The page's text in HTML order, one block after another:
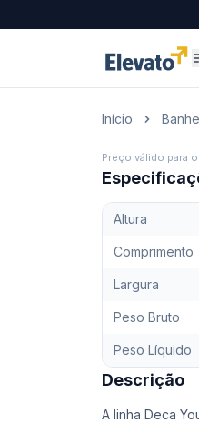
Início
Preço válido para o
Altura
Comprimento
Largura
Peso Bruto
Peso Líquido
Descrição
A linha Deca